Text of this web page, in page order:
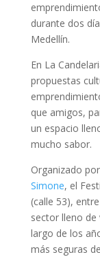
durante dos
Medellín.
En La
propuestas
que amigos,
un espacio
mucho sabor.
Organizado por
Simone, el
(calle 53),
sector lleno
largo de los
más seguras